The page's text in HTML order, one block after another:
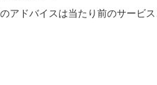
アドバイスは当たり前のサービ